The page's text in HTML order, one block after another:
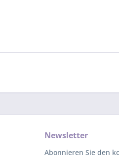
Newsletter
Abonnieren Sie den